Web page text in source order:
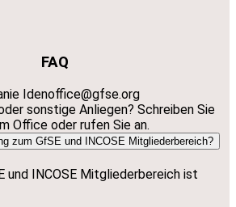
FAQ
Idenoffice@gfse.org
sonstige Anliegen? Schreiben Sie
Office oder rufen Sie an.
zum GfSE und INCOSE Mitgliederbereich?
und INCOSE Mitgliederbereich ist